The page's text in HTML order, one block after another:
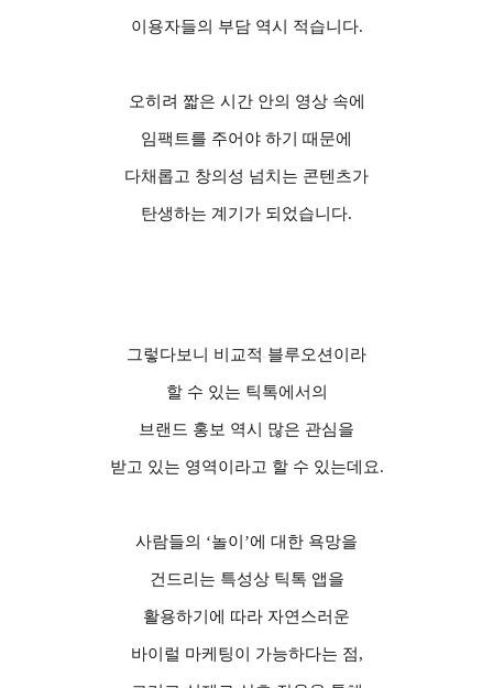
이용자들의 부담 역시 적습니다.
오히려 짧은 시간 안의 영상 속에
임팩트를 주어야 하기 때문에
다채롭고 창의성 넘치는 콘텐츠가
탄생하는 계기가 되었습니다.
그렇다보니 비교적 블루오션이라
할 수 있는 틱톡에서의
브랜드 홍보 역시 많은 관심을
받고 있는 영역이라고 할 수 있는데요.
사람들의 ‘놀이 ’에 대한 욕망을
건드리는 특성상 틱톡 앱을
활용하기에 따라 자연스러운
바이럴 마케팅이 가능하다는 점,